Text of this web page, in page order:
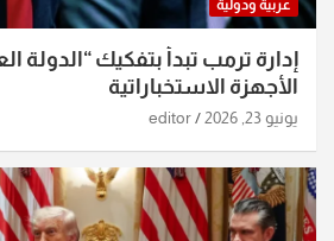
عربية ودولية
إدارة ترمب تبدأ بتفكيك “الدولة
الأجهزة الاستخباراتية
يونيو 23, 2026 editor